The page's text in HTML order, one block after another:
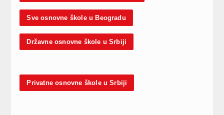
Sve osnovne škole u Beogradu
Državne osnovne škole u Srbiji
Privatne osnovne škole u Srbiji